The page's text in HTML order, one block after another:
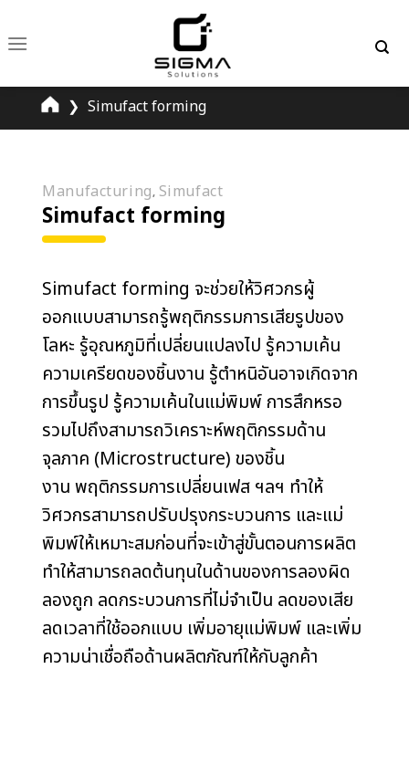
to
content
❯ Simufact forming
Manufacturing, Simufact
Simufact forming
Simufact forming จะช่วยให้วิศวกรผู้
ออกแบบสามารถรู้พฤติกรรมการเสียรูปของ
โลหะ รู้อุณหภูมิที่เปลี่ยนแปลงไป รู้ความเค้น
ความเครียดของชิ้นงาน รู้ตำหนิอันอาจเกิดจาก
การขึ้นรูป รู้ความเค้นในแม่พิมพ์ การสึกหรอ
รวมไปถึงสามารถวิเคราะห์พฤติกรรมด้าน
จุลภาค (Microstructure) ของชิ้น
งาน พฤติกรรมการเปลี่ยนเฟส ฯลฯ ทำให้
วิศวกรสามารถปรับปรุงกระบวนการ และแม่
พิมพ์ให้เหมาะสมก่อนที่จะเข้าสู่ขั้นตอนการผลิต
ทำให้สามารถลดต้นทุนในด้านของการลองผิด
ลองถูก ลดกระบวนการที่ไม่จำเป็น ลดของเสีย
ลดเวลาที่ใช้ออกแบบ เพิ่มอายุแม่พิมพ์ และเพิ่ม
ความน่าเชื่อถือด้านผลิตภัณฑ์ให้กับลูกค้า